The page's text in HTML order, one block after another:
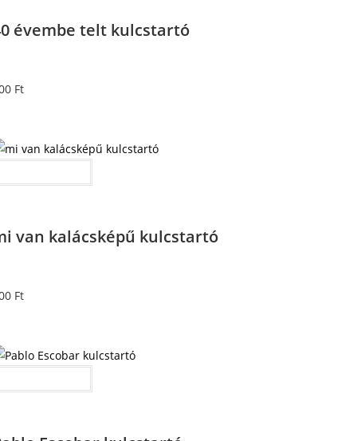
évembe telt kulcstartó
Ft
van kalácsképű kulcstartó
Ft